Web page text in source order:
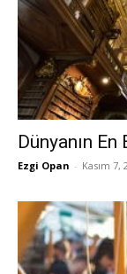
Dünyanın
Ezgi Opan - Kasım 7,